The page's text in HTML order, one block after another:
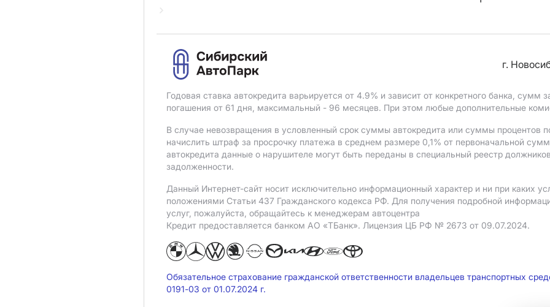
г.
Годовая ставка автокредита варьируется от 4.9% и зависит от конкретного банка,
погашения от 61 дня, максимальный - 96 месяцев. При этом любые дополнительные
В случае невозвращения в условленный срок суммы автокредита или суммы процентов
начислить штраф за просрочку платежа в среднем размере 0,1% от первоначальной
автокредита данные о нарушителе могут быть переданы в специальный реестр
задолженности.
Данный Интернет-сайт носит исключительно информационный характер и ни при каких
положениями Статьи 437 Гражданского кодекса РФ. Для получения подробной
услуг, пожалуйста, обращайтесь к менеджерам автоцентра
Кредит предоставляется банком АO «ТБанк». Лицензия ЦБ РФ № 2673 от 09.07.2024.
Обязательное страхование гражданской ответственности владельцев транспортных
0191-03 от 01.07.2024 г.